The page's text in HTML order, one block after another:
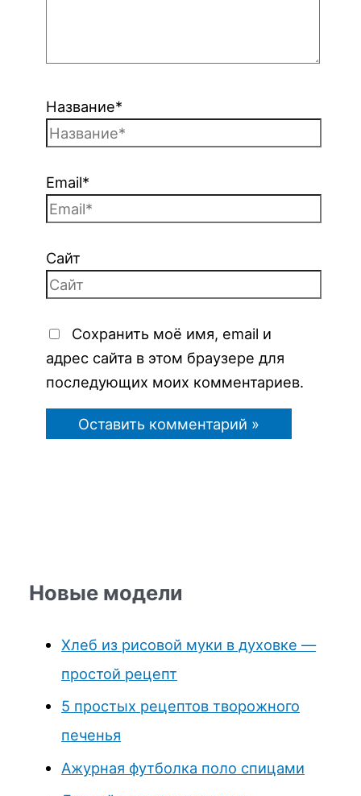
Название*
Email*
Сайт
Сохранить моё имя, email и
адрес сайта в этом браузере для
последующих моих комментариев.
Новые модели
Хлеб из рисовой муки в духовке —
простой рецепт
5 простых рецептов творожного
печенья
Ажурная футболка поло спицами